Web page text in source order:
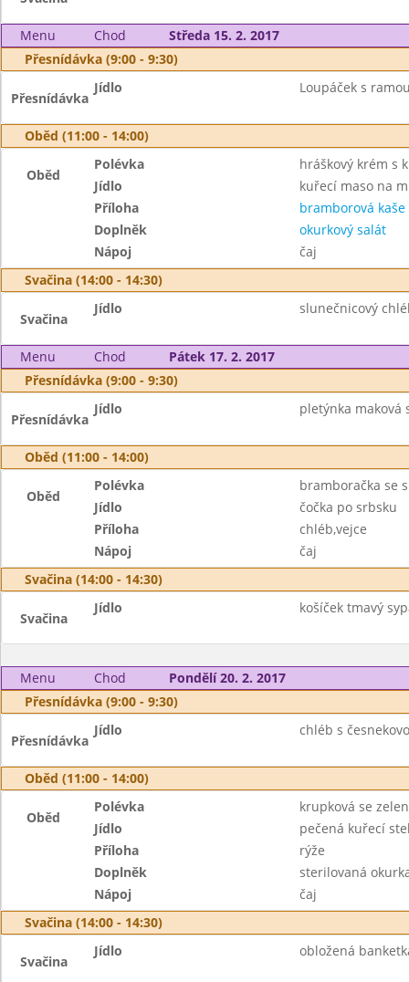
Menu Chod
Středa 15. 2. 2017
Přesnídávka (9:00 - 9:30)
Přesnídávka
Jídlo Loupáček s
Oběd (11:00 - 14:00)
Oběd
Polévka
hráškový krém s
Jídlo
kuřecí maso na
Příloha
bramborová kaše
Doplněk
okurkový salát
Nápoj
čaj
Svačina (14:00 - 14:30)
Svačina
Jídlo slunečnicový
Menu Chod
Pátek 17. 2. 2017
Přesnídávka (9:00 - 9:30)
Přesnídávka
Jídlo pletýnka maková
Oběd (11:00 - 14:00)
Oběd
Polévka
bramboračka se
Jídlo
čočka po srbsku
Příloha
chléb,vejce
Nápoj
čaj
Svačina (14:00 - 14:30)
Svačina
Jídlo košíček tmavý
Menu Chod
Pondělí 20. 2. 2017
Přesnídávka (9:00 - 9:30)
Přesnídávka
Jídlo chléb s
Oběd (11:00 - 14:00)
Oběd
Polévka
krupková se
Jídlo
pečená kuřecí
Příloha
rýže
Doplněk
sterilovaná
Nápoj
čaj
Svačina (14:00 - 14:30)
Svačina
Jídlo obložená